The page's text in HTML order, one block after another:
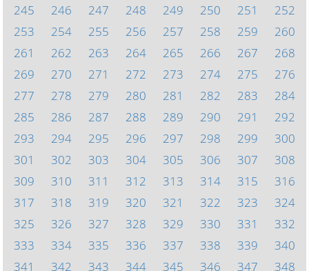
245
246 247 248 249 250 251
252
253
254 255 256 257 258 259
260
261
262 263 264 265 266 267
268
269
270 271 272 273 274 275
276
277
278 279 280 281 282 283
284
285
286 287 288 289 290 291
292
293
294 295 296 297 298 299
300
301
302 303 304 305 306 307
308
309
310 311 312 313 314 315
316
317
318 319 320 321 322 323
324
325
326 327 328 329 330 331
332
333
334 335 336 337 338 339
340
341
342 343 344 345 346 347 348